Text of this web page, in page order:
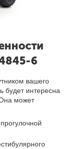
6
вашего
интересна
может